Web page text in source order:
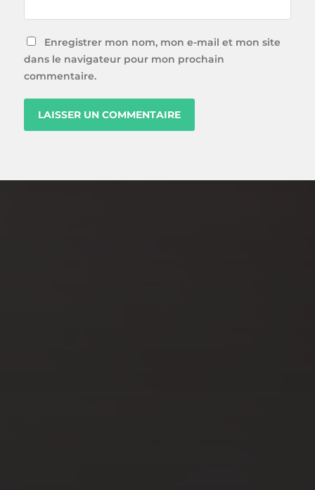
Enregistrer mon nom, mon e-mail et mon site
dans le navigateur pour mon prochain
commentaire.